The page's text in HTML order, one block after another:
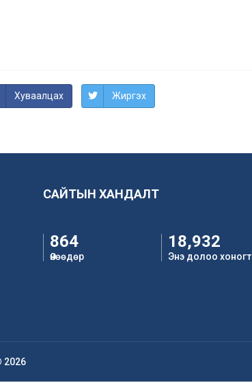
Хуваалцах Жиргэх
САЙТЫН ХАНДАЛТ
864
Өнөөдөр
18,932
Энэ долоо хоногт
2026